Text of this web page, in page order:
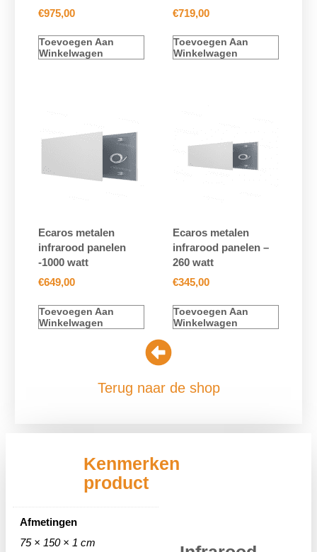
€975,00
Toevoegen Aan
Winkelwagen
€719,00
Toevoegen Aan
Winkelwagen
Ecaros metalen
infrarood panelen
-1000 watt
€649,00
Toevoegen Aan
Winkelwagen
Ecaros metalen
infrarood panelen –
260 watt
€345,00
Toevoegen Aan
Winkelwagen
Terug naar de shop
Kenmerken
product
Afmetingen
75 × 150 × 1 cm